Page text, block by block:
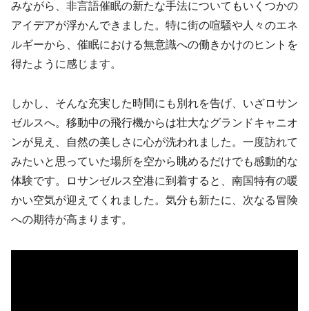
みながら、非言語催眠の新たな手法についてもいくつかの
アイデアが浮かんできました。特に街の喧騒や人々のエネ
ルギーから、催眠における無意識への働きかけのヒントを
得たように感じます。
しかし、そんな充実した時間にも別れを告げ、いざロサン
ゼルスへ。移動中の飛行機からは壮大なグランドキャニオ
ンが見え、自然の美しさに心が洗われました。一度訪れて
みたいと思っていた場所を空から眺めるだけでも感動的な
体験です。ロサンゼルス空港に到着すると、南国特有の暖
かい空気が迎えてくれました。気分も新たに、次なる冒険
への期待が高まります。